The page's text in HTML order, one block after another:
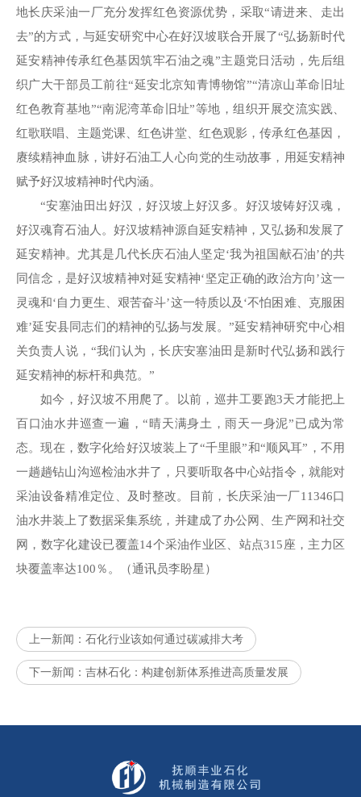
地长庆采油一厂充分发挥红色资源优势，采取“请进来、走出
去”的方式，与延安研究中心在好汉坡联合开展了“弘扬新时代
延安精神传承红色基因筑牢石油之魂”主题党日活动，先后组
织广大干部员工前往“延安北京知青博物馆”“清凉山革命旧址
红色教育基地”“南泥湾革命旧址”等地，组织开展交流实践、
红歌联唱、主题党课、红色讲堂、红色观影，传承红色基因，
赓续精神血脉，讲好石油工人心向党的生动故事，用延安精神
赋予好汉坡精神时代内涵。
“安塞油田出好汉，好汉坡上好汉多。好汉坡铸好汉魂，
好汉魂育石油人。好汉坡精神源自延安精神，又弘扬和发展了
延安精神。尤其是几代长庆石油人坚定‘我为祖国献石油’的共
同信念，是好汉坡精神对延安精神‘坚定正确的政治方向’这一
灵魂和‘自力更生、艰苦奋斗’这一特质以及‘不怕困难、克服困
难’延安县同志们的精神的弘扬与发展。”延安精神研究中心相
关负责人说，“我们认为，长庆安塞油田是新时代弘扬和践行
延安精神的标杆和典范。”
如今，好汉坡不用爬了。以前，巡井工要跑3天才能把上
百口油水井巡查一遍，“晴天满身土，雨天一身泥”已成为常
态。现在，数字化给好汉坡装上了“千里眼”和“顺风耳”，不用
一趟趟钻山沟巡检油水井了，只要听取各中心站指令，就能对
采油设备精准定位、及时整改。目前，长庆采油一厂11346口
油水井装上了数据采集系统，并建成了办公网、生产网和社交
网，数字化建设已覆盖14个采油作业区、站点315座，主力区
块覆盖率达100％。（通讯员李盼星）
上一新闻： 石化行业该如何通过碳减排大考
下一新闻： 吉林石化：构建创新体系推进高质量发展